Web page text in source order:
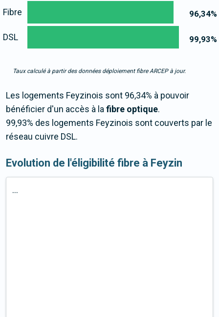
96,34%
99,93%
Fibre
DSL
Taux calculé à partir des données déploiement fibre ARCEP à jour.
Les logements Feyzinois sont 96,34% à pouvoir
bénéficier d'un accès à lafibre optique.
99,93% des logements Feyzinois sont couverts par le
réseau cuivre DSL.
Evolution de l'éligibilité fibre à Feyzin
...